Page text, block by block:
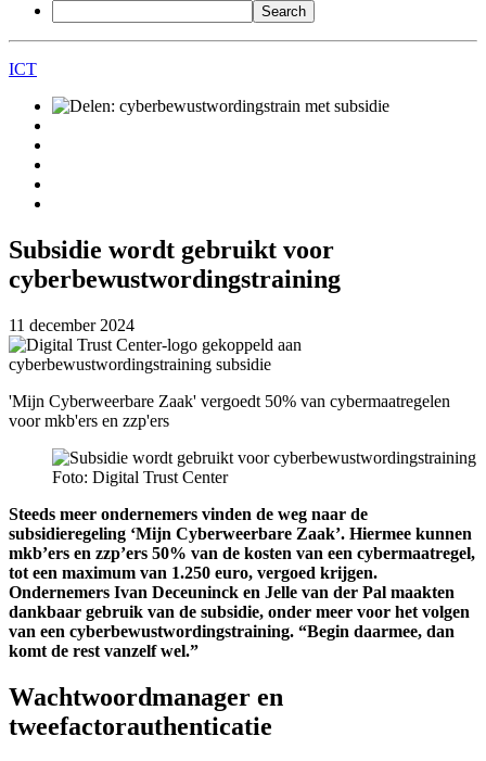
ICT
Subsidie wordt gebruikt voor
cyberbewustwordingstraining
11 december 2024
'Mijn Cyberweerbare Zaak' vergoedt 50% van cybermaatregelen
voor mkb'ers en zzp'ers
Foto: Digital Trust Center
Steeds meer ondernemers vinden de weg naar de
subsidieregeling ‘Mijn Cyberweerbare Zaak’. Hiermee kunnen
mkb’ers en zzp’ers 50% van de kosten van een cybermaatregel,
tot een maximum van 1.250 euro, vergoed krijgen.
Ondernemers Ivan Deceuninck en Jelle van der Pal maakten
dankbaar gebruik van de subsidie, onder meer voor het volgen
van een cyberbewustwordingstraining. “Begin daarmee, dan
komt de rest vanzelf wel.”
Wachtwoordmanager en
tweefactorauthenticatie